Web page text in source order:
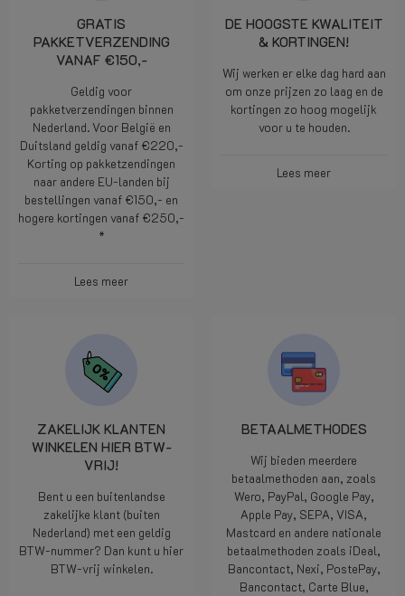
GRATIS
PAKKETVERZENDING
VANAF €150,-
Geldig voor
pakketverzendingen binnen
Nederland. Voor België en
Duitsland geldig vanaf €220,-
Korting op pakketzendingen
naar andere EU-landen bij
bestellingen vanaf €150,- en
hogere kortingen vanaf €250,-
*
Lees meer
DE HOOGSTE KWALITEIT
& KORTINGEN!
Wij werken er elke dag hard aan
om onze prijzen zo laag en de
kortingen zo hoog mogelijk
voor u te houden.
Lees meer
ZAKELIJK KLANTEN
WINKELEN HIER BTW-
VRIJ!
Bent u een buitenlandse
zakelijke klant (buiten
Nederland) met een geldig
BTW-nummer? Dan kunt u hier
BTW-vrij winkelen.
BETAALMETHODES
Wij bieden meerdere
betaalmethoden aan, zoals
Wero, PayPal, Google Pay,
Apple Pay, SEPA, VISA,
Mastcard en andere nationale
betaalmethoden zoals iDeal,
Bancontact, Nexi, PostePay,
Bancontact, Carte Blue,